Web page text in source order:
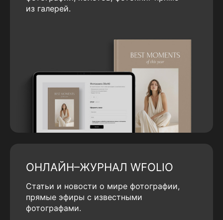
из галерей.
ОНЛАЙН–ЖУРНАЛ WFOLIO
Статьи и новости о мире фотографии,
прямые эфиры с известными
фотографами.